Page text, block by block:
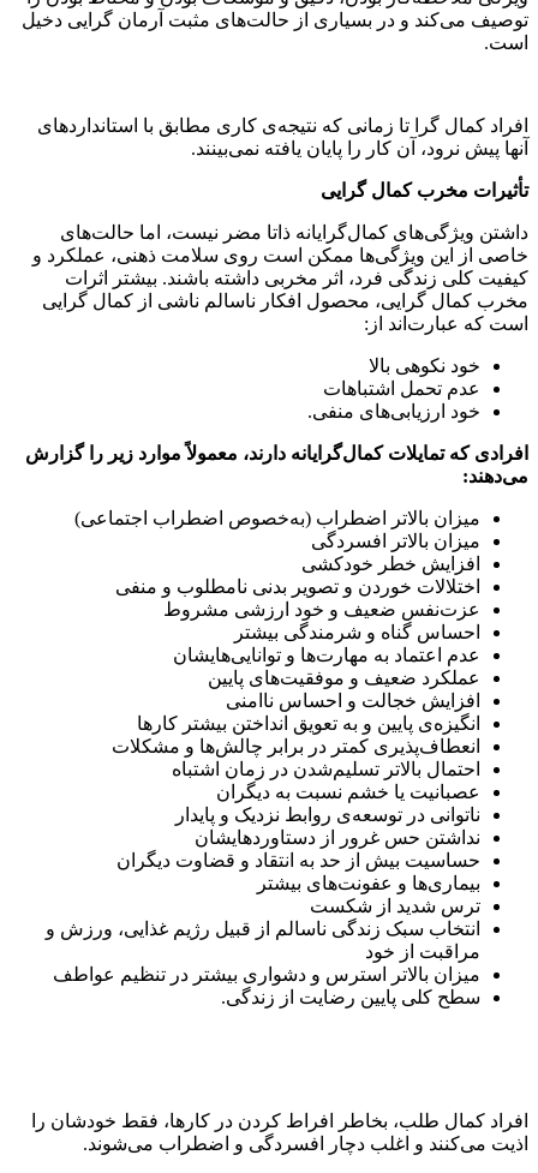
توصیف می‌کند و در بسیاری از حالت‌های مثبت آرمان گرایی دخیل
است.
افراد کمال گرا تا زمانی که نتیجه‌ی کاری مطابق با استانداردهای
آنها پیش نرود، آن کار را پایان یافته نمی‌بینند.
تأثیرات مخرب کمال گرایی
داشتن ویژگی‌های کمال‌گرایانه ذاتا مضر نیست، اما حالت‌های
خاصی از این ویژگی‌ها ممکن است روی سلامت ذهنی، عملکرد و
کیفیت کلی زندگی فرد، اثر مخربی داشته باشند. بیشتر اثرات
مخرب کمال گرایی، محصول افکار ناسالم ناشی از کمال گرایی
است که عبارت‌اند از:
خود نکوهی بالا
عدم تحمل اشتباهات
خود ارزیابی‌های منفی.
افرادی که تمایلات کمال‌گرایانه دارند، معمولاً موارد زیر را گزارش
می‌دهند:
میزان بالاتر اضطراب (به‌خصوص اضطراب اجتماعی)
میزان بالاتر افسردگی
افزایش خطر خودکشی
اختلالات خوردن و تصویر بدنی نامطلوب و منفی
عزت‌نفس ضعیف و خود ارزشی مشروط
احساس گناه و شرمندگی بیشتر
عدم اعتماد به مهارت‌ها و توانایی‌هایشان
عملکرد ضعیف و موفقیت‌های پایین
افزایش خجالت و احساس ناامنی
انگیزه‌ی پایین و به تعویق انداختن بیشتر کارها
انعطاف‌پذیری کمتر در برابر چالش‌ها و مشکلات
احتمال بالاتر تسلیم‌شدن در زمان اشتباه
عصبانیت یا خشم نسبت به دیگران
ناتوانی در توسعه‌ی روابط نزدیک و پایدار
نداشتن حس غرور از دستاوردهایشان
حساسیت بیش از حد به انتقاد و قضاوت دیگران
بیماری‌ها و عفونت‌های بیشتر
ترس شدید از شکست
انتخاب سبک زندگی ناسالم از قبیل رژیم غذایی، ورزش و
مراقبت از خود
میزان بالاتر استرس و دشواری بیشتر در تنظیم عواطف
سطح کلی پایین رضایت از زندگی.
افراد کمال طلب، بخاطر افراط کردن در کارها، فقط خودشان را
اذیت می‌کنند و اغلب دچار افسردگی و اضطراب می‌شوند.